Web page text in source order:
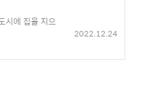
시에 집을 지으
2022.12.24